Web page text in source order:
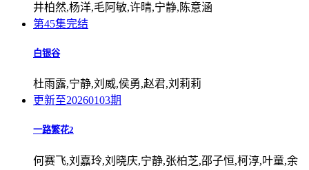
井柏然,杨洋,毛阿敏,许晴,宁静,陈意涵
第45集完结
白银谷
杜雨露,宁静,刘威,侯勇,赵君,刘莉莉
更新至20260103期
一路繁花2
何赛飞,刘嘉玲,刘晓庆,宁静,张柏芝,邵子恒,柯淳,叶童,余